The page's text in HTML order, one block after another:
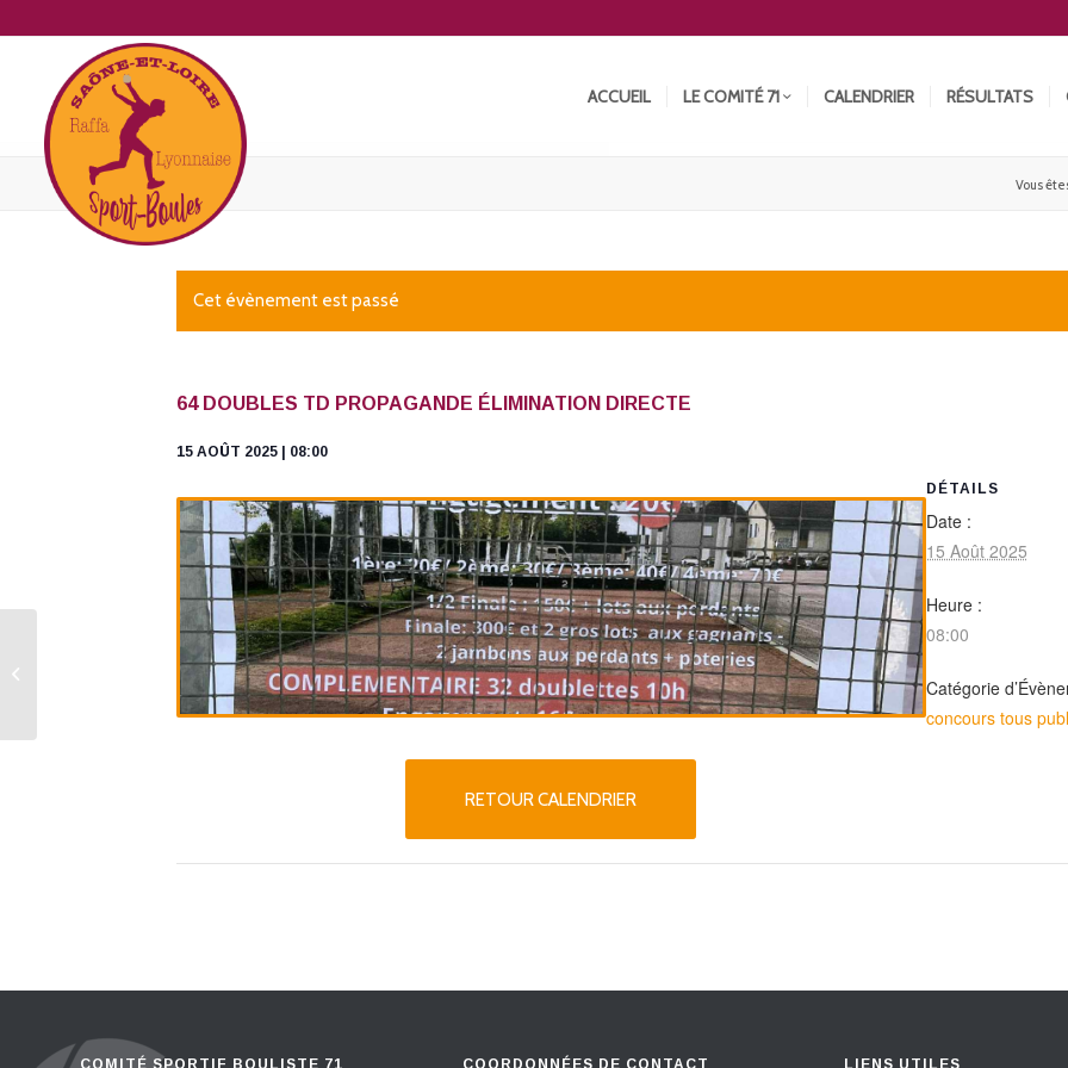
ACCUEIL LE COMITÉ 71 CALENDRIER RÉSULTATS
Vous
Cet évènement est passé
64 DOUBLES TD PROPAGANDE ÉLIMINATION DIRECTE
15 AOÛT 2025 | 08:00
RETOUR CALENDRIER
DÉTAILS
Date :
15 Août 2025
Heure :
08:00
Catégorie
concours tous
COMITÉ SPORTIF BOULISTE 71 COORDONNÉES DE CONTACT LIENS UTILES
64 doubles 3/4 + 1N Propagande